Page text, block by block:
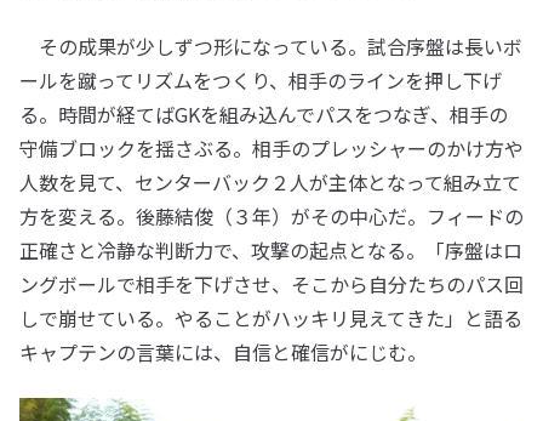
その成果が少しずつ形になっている。試合序盤は長いボ
ールを蹴ってリズムをつくり、相手のラインを押し下げ
る。時間が経てばGKを組み込んでパスをつなぎ、相手の
守備ブロックを揺さぶる。相手のプレッシャーのかけ方や
人数を見て、センターバック２人が主体となって組み立て
方を変える。後藤結俊（３年）がその中心だ。フィードの
正確さと冷静な判断力で、攻撃の起点となる。「序盤はロ
ングボールで相手を下げさせ、そこから自分たちのパス回
しで崩せている。やることがハッキリ見えてきた」と語る
キャプテンの言葉には、自信と確信がにじむ。